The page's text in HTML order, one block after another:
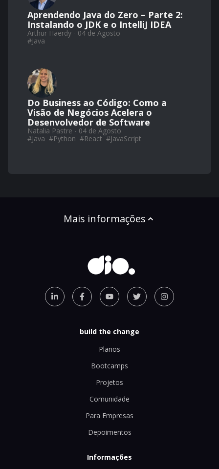
Aprendendo Java do Zero – Parte 2:
Instalando o JDK e o IntelliJ IDEA
Arthur Haerdy - 04 de Agosto
#Java
Do Business ao Código: Como a
Visão de Negócios Acelera o
Desenvolvedor de Software
Natalia Pastre - 04 de Agosto
#Java #Python #React #JavaScript
Mais informações
build the change
Planos
Bootcamps
Projetos
Comunidade
Para Empresas
Depoimentos
Informações